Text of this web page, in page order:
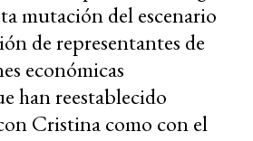
mutación del escenario
de representantes de
económicas
han reestablecido
Cristina como con el